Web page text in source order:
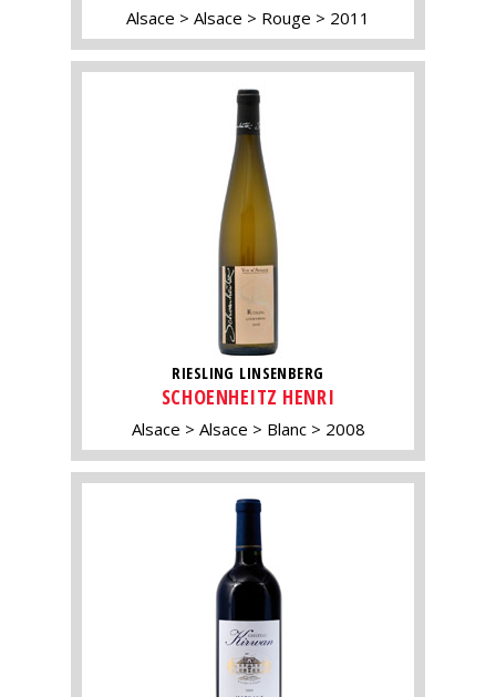
Alsace Alsace Rouge 2011
RIESLING LINSENBERG
SCHOENHEITZ HENRI
Alsace Alsace Blanc 2008